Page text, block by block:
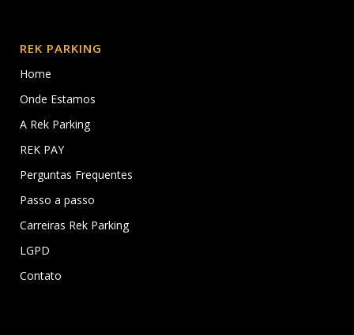
REK PARKING
Home
Onde Estamos
A Rek Parking
REK PAY
Perguntas Frequentes
Passo a passo
Carreiras Rek Parking
LGPD
Contato